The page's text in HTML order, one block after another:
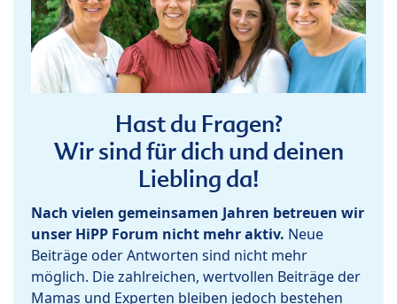
Hast du Fragen?
Wir sind für dich und deinen
Liebling da!
Nach vielen gemeinsamen Jahren betreuen wir
unser HiPP Forum nicht mehr aktiv. Neue
Beiträge oder Antworten sind nicht mehr
möglich. Die zahlreichen, wertvollen Beiträge der
Mamas und Experten bleiben jedoch bestehen